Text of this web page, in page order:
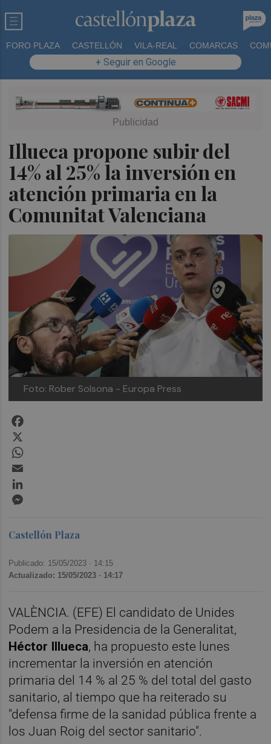
FORO PLAZA CASTELLÓN VILA-REAL COMARCAS
+ Seguir en Google
Illueca propone subir del
14% al 25% la inversión en
atención primaria en la
Comunitat Valenciana
Foto: Rober Solsona - Europa Press
Castellón Plaza
Publicado: 15/05/2023 · 14:15
Actualizado: 15/05/2023 · 14:17
VALÈNCIA. (EFE) El candidato de Unides
Podem a la Presidencia de la Generalitat,
Héctor Illueca, ha propuesto este lunes
incrementar la inversión en atención
primaria del 14 % al 25 % del total del gasto
sanitario, al tiempo que ha reiterado su
"defensa firme de la sanidad pública frente a
los Juan Roig del sector sanitario".